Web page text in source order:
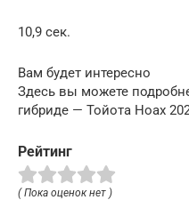
10,9 сек.
Вам будет интересно
Здесь вы можете
гибриде — Тойота Ноах
Рейтинг
( Пока оценок нет )